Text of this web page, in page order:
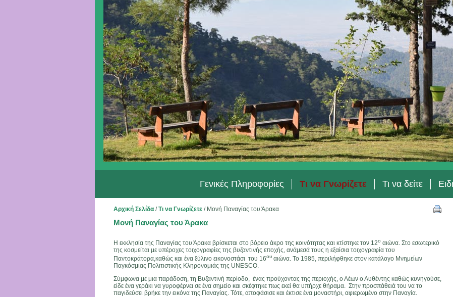
Γενικές Πληροφορίες Τι να Γνωρίζετε Τι να δείτε
Αρχική Σελίδα/Τι να Γνωρίζετε/ Μονή Παναγίας του Άρακα
Μονή Παναγίας του Άρακα
Η εκκλησία της Παναγίας του Άρακα βρίσκεται στο βόρειο άκρο της κοινότητας και κτίστηκε τον 12ο αιώνα. Στο εσωτερικό
της κοσμείται με υπέροχες τοιχογραφίες της βυζαντινής εποχής, ανάμεσά τους η εξαίσια τοιχογραφία του
Παντοκράτορα,καθώς και ένα ξύλινο εικονοστάσι του 16ουαιώνα. Το 1985, περιλήφθηκε στον κατάλογο Μνημείων
Παγκόσμιας Πολιτιστικής Κληρονομιάς της UNESCO.
Σύμφωνα με μια παράδοση, τη Βυζαντινή περίοδο, ένας προύχοντας της περιοχής, ο Λέων ο Αυθέντης καθώς κυνηγούσε,
είδε ένα γεράκι να γυροφέρνει σε ένα σημείο και σκέφτηκε πως εκεί θα υπήρχε θήραμα. Στην προσπάθειά του να το
παγιδεύσει βρήκε την εικόνα της Παναγίας. Τότε, αποφάσισε και έκτισε ένα μοναστήρι, αφιερωμένο στην Παναγία.